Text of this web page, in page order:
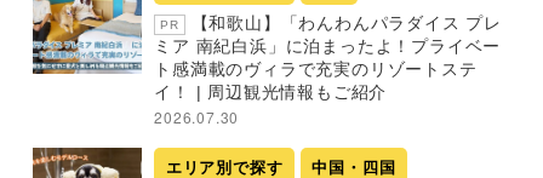
PR
【和歌山】「わんわんパラダイス プレ
ミア 南紀白浜」に泊まったよ！プライベー
ト感満載のヴィラで充実のリゾートステ
イ！ | 周辺観光情報もご紹介
2026.07.30
エリア別で探す 中国・四国